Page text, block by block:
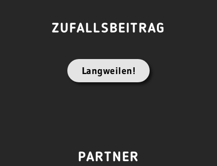
ZUFALLSBEITRAG
Langweilen!
PARTNER